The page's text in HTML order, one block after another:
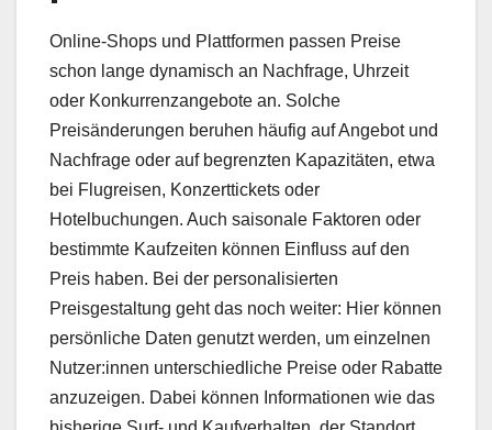
Online-Shops und Plattformen passen Preise
schon lange dynamisch an Nachfrage, Uhrzeit
oder Konkurrenzangebote an. Solche
Preisänderungen beruhen häufig auf Angebot und
Nachfrage oder auf begrenzten Kapazitäten, etwa
bei Flugreisen, Konzerttickets oder
Hotelbuchungen. Auch saisonale Faktoren oder
bestimmte Kaufzeiten können Einfluss auf den
Preis haben. Bei der personalisierten
Preisgestaltung geht das noch weiter: Hier können
persönliche Daten genutzt werden, um einzelnen
Nutzer:innen unterschiedliche Preise oder Rabatte
anzuzeigen. Dabei können Informationen wie das